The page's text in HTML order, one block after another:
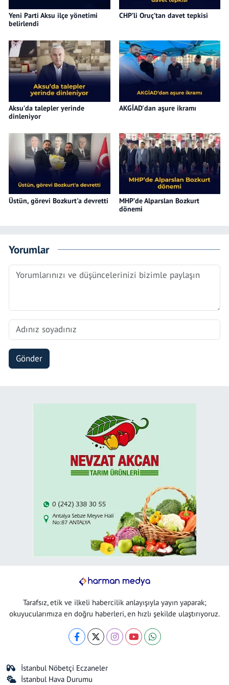
Yeni Parti Aksu ilçe yönetimi
belirlendi
CHP’li Oruç’tan davet tepkisi
Aksu’da talepler yerinde
dinleniyor
AKGİAD'dan aşure ikramı
Üstün, görevi Bozkurt'a devretti
MHP’de Alparslan Bozkurt
dönemi
Yorumlar
Gönder
Tarafsız, etik ve ilkeli habercilik anlayışıyla yayın yaparak;
okuyucularımıza en doğru haberleri, en hızlı şekilde ulaştırıyoruz.
İstanbul Nöbetçi Eczaneler
İstanbul Hava Durumu